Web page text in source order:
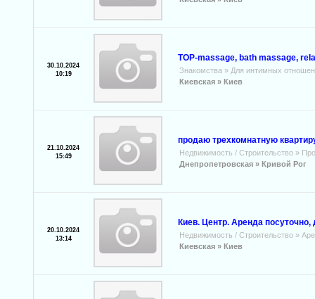
30.10.2024
10:19
ТОР-massage, bath massage,
Знакомства » Для интимных
Киевская » Киев
21.10.2024
15:49
продаю трехкомнатную
Недвижимость / Строительство »
Днепропетровская » Кривой Рог
20.10.2024
13:14
Киев. Центр. Аренда
Недвижимость / Строительство »
Киевская » Киев